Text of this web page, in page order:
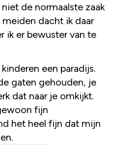
de normaalste zaak
dacht ik daar
ik er bewuster van te
een paradijs.
gaten gehouden, je
dat naar je omkijkt.
fijn
het heel fijn dat mijn